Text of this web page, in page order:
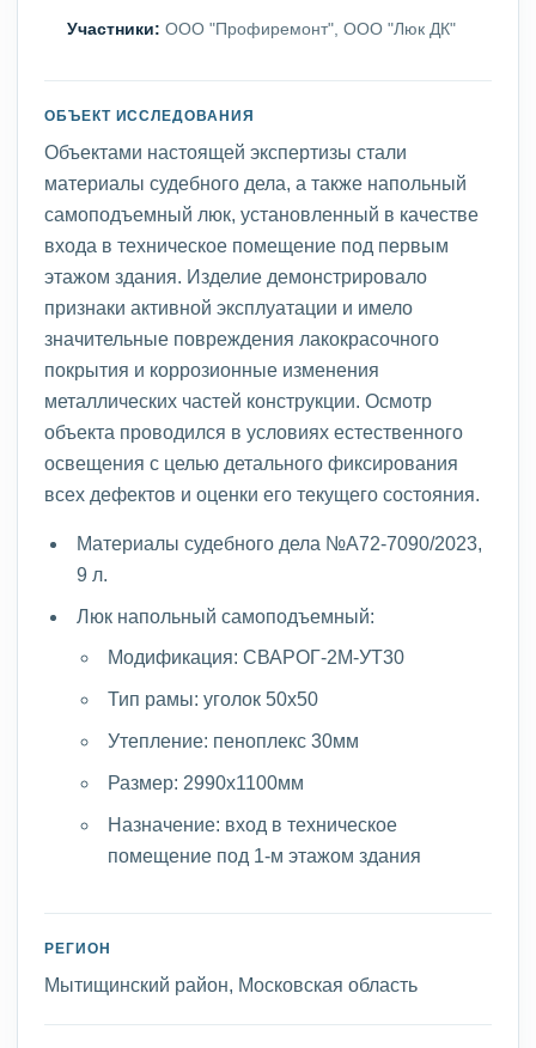
Участники: ООО "Профиремонт", ООО "Люк ДК"
ОБЪЕКТ ИССЛЕДОВАНИЯ
Объектами настоящей экспертизы стали
материалы судебного дела, а также напольный
самоподъемный люк, установленный в качестве
входа в техническое помещение под первым
этажом здания. Изделие демонстрировало
признаки активной эксплуатации и имело
значительные повреждения лакокрасочного
покрытия и коррозионные изменения
металлических частей конструкции. Осмотр
объекта проводился в условиях естественного
освещения с целью детального фиксирования
всех дефектов и оценки его текущего состояния.
Материалы судебного дела №А72-7090/2023,
9 л.
Люк напольный самоподъемный:
Модификация: СВАРОГ-2М-УТ30
Тип рамы: уголок 50х50
Утепление: пеноплекс 30мм
Размер: 2990х1100мм
Назначение: вход в техническое
помещение под 1-м этажом здания
РЕГИОН
Мытищинский район, Московская область